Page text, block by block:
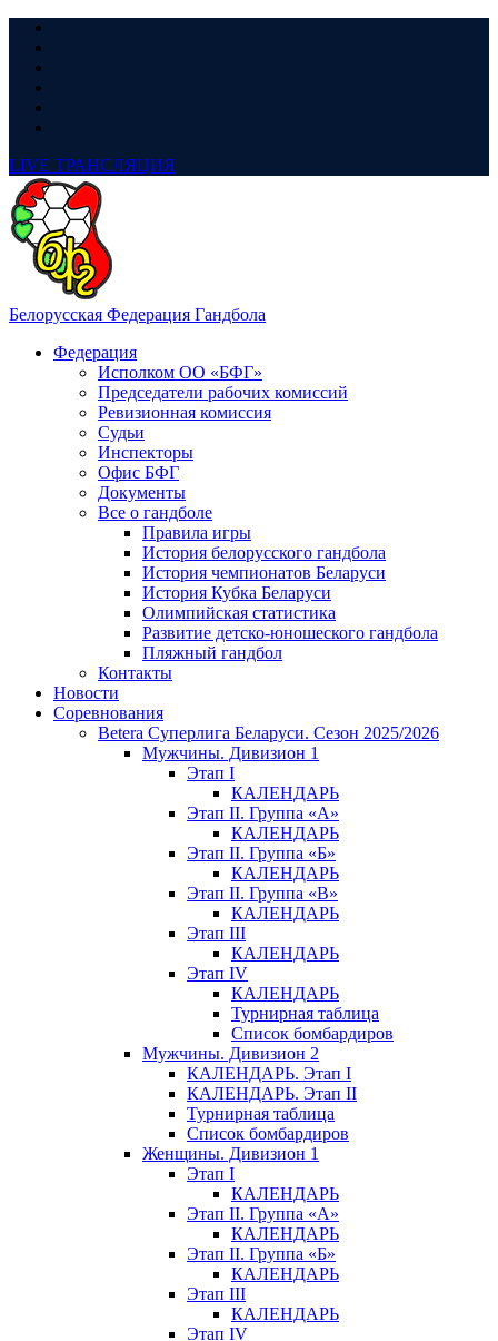
LIVE ТРАНСЛЯЦИЯ
Белорусская Федерация Гандбола
Федерация
Исполком ОО «БФГ»
Председатели рабочих комиссий
Ревизионная комиссия
Судьи
Инспекторы
Офис БФГ
Документы
Все о гандболе
Правила игры
История белорусского гандбола
История чемпионатов Беларуси
История Кубка Беларуси
Олимпийская статистика
Развитие детско-юношеского гандбола
Пляжный гандбол
Контакты
Новости
Соревнования
Betera Суперлига Беларуси. Сезон 2025/2026
Мужчины. Дивизион 1
Этап I
КАЛЕНДАРЬ
Этап II. Группа «А»
КАЛЕНДАРЬ
Этап II. Группа «Б»
КАЛЕНДАРЬ
Этап II. Группа «В»
КАЛЕНДАРЬ
Этап III
КАЛЕНДАРЬ
Этап IV
КАЛЕНДАРЬ
Турнирная таблица
Список бомбардиров
Мужчины. Дивизион 2
КАЛЕНДАРЬ. Этап I
КАЛЕНДАРЬ. Этап II
Турнирная таблица
Список бомбардиров
Женщины. Дивизион 1
Этап I
КАЛЕНДАРЬ
Этап II. Группа «А»
КАЛЕНДАРЬ
Этап II. Группа «Б»
КАЛЕНДАРЬ
Этап III
КАЛЕНДАРЬ
Этап IV